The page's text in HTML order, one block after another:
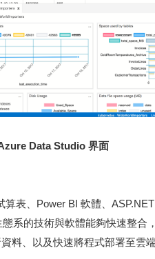
Data Studio 界面
算表、Power BI 軟體、
系的技術與軟體能夠快速整合
料、以及快速將程式部署至雲